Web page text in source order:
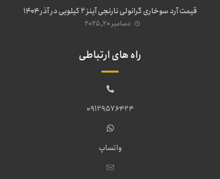
قیمت آرد سوخاری گرانولی نارنجی آینز ۲ کیلویی در آذر ۱۴۰۴
دسامبر ۲۰, ۲۰۲۵
راه های ارتباطی
09129576424
واتساپ